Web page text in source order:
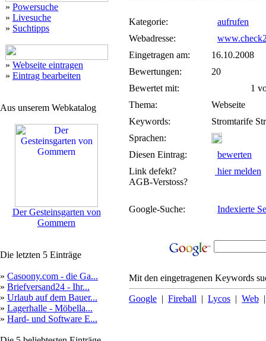
» Powersuche
» Livesuche
» Suchtipps
» Webseite eintragen
» Eintrag bearbeiten
Aus unserem Webkatalog
Der Gesteinsgarten von
Gommern
Die letzten 5 Einträge
» Casoony.com - die Ga...
» Briefversand24 - Ihr...
» Urlaub auf dem Bauer...
» Lagerhalle - Möbella...
» Hard- und Software E...
Kategorie:
aufrufen
Webadresse:
Eingetragen am:
16.10.2008
Bewertungen:
20
Bewertet mit:
1
Thema:
Webseite
Keywords:
Stromtarife
Sprachen:
Diesen Eintrag:
bewerten
Link defekt?
AGB-Verstoss?
hier melden
Google-Suche: Indexierte
Mit den eingetragenen Keywords
Google | Fireball | Lycos | Web